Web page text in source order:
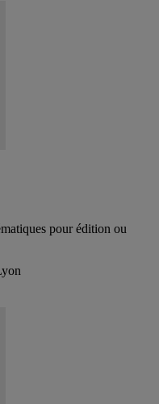
pour édition ou